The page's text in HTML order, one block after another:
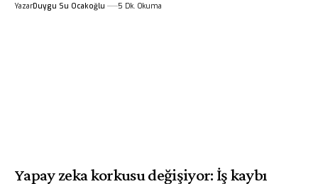
YazarDuygu Su Ocakoğlu 5 Dk. Okuma
Yapay zeka korkusu değişiyor: İş kaybı